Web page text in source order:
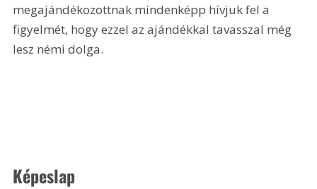
megajándékozottnak mindenképp hívjuk fel a
figyelmét, hogy ezzel az ajándékkal tavasszal még
lesz némi dolga.
Képeslap